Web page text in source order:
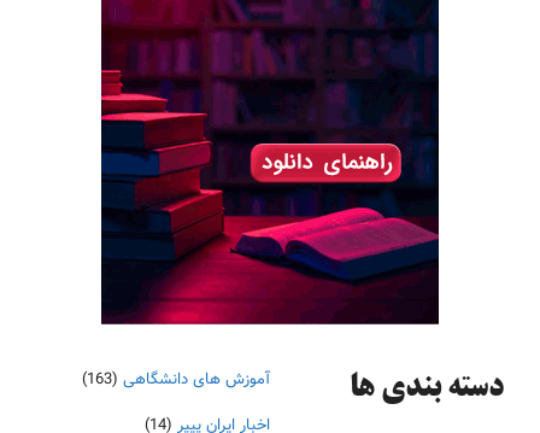
دسته‌ بندی ها آموزش های دانشگاهی (163)
اخبار ایران پیپر (14)